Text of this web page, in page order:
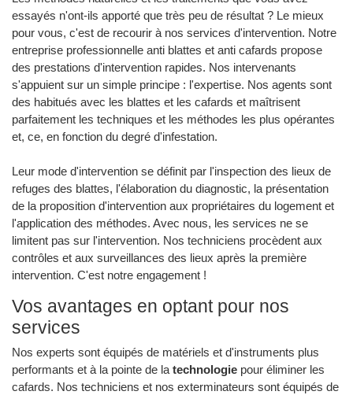
essayés n'ont-ils apporté que très peu de résultat ? Le mieux
pour vous, c'est de recourir à nos services d'intervention. Notre
entreprise professionnelle anti blattes et anti cafards propose
des prestations d'intervention rapides. Nos intervenants
s'appuient sur un simple principe : l'expertise. Nos agents sont
des habitués avec les blattes et les cafards et maîtrisent
parfaitement les techniques et les méthodes les plus opérantes
et, ce, en fonction du degré d'infestation.
Leur mode d'intervention se définit par l'inspection des lieux de
refuges des blattes, l'élaboration du diagnostic, la présentation
de la proposition d'intervention aux propriétaires du logement et
l'application des méthodes. Avec nous, les services ne se
limitent pas sur l'intervention. Nos techniciens procèdent aux
contrôles et aux surveillances des lieux après la première
intervention. C'est notre engagement !
Vos avantages en optant pour nos
services
Nos experts sont équipés de matériels et d'instruments plus
performants et à la pointe de la technologie pour éliminer les
cafards. Nos techniciens et nos exterminateurs sont équipés de